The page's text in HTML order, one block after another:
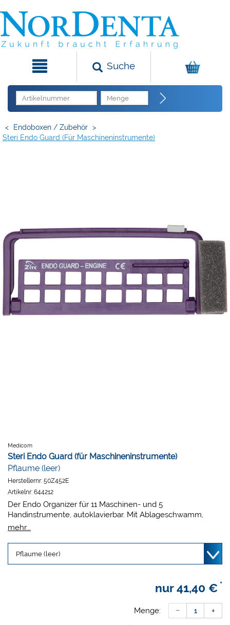
Suche
< Endoboxen / Zubehör >
Steri Endo Guard (für Maschineninstrumente)
Medicom
Steri Endo Guard (für Maschineninstrumente)
Pflaume (leer)
Herstellernr: 50Z452E
Artikelnr: 644212
Der Endo Organizer für 11 Maschinen- und 5
Handinstrumente, autoklavierbar. Mit Ablageschwamm,
Messskala und Schieber zur Überwachung der
Maße 14,1 x 1,3 x 5,1 cm.
mehr...
nur41,40 € *
Menge: